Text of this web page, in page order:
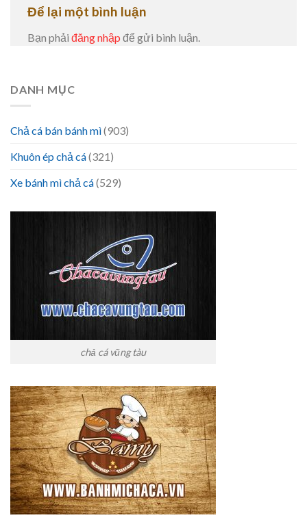
Để lại một bình luận
Bạn phải đăng nhập để gửi bình luận.
DANH MỤC
Chả cá bán bánh mì(903)
Khuôn ép chả cá(321)
Xe bánh mì chả cá(529)
chả cá vũng tàu